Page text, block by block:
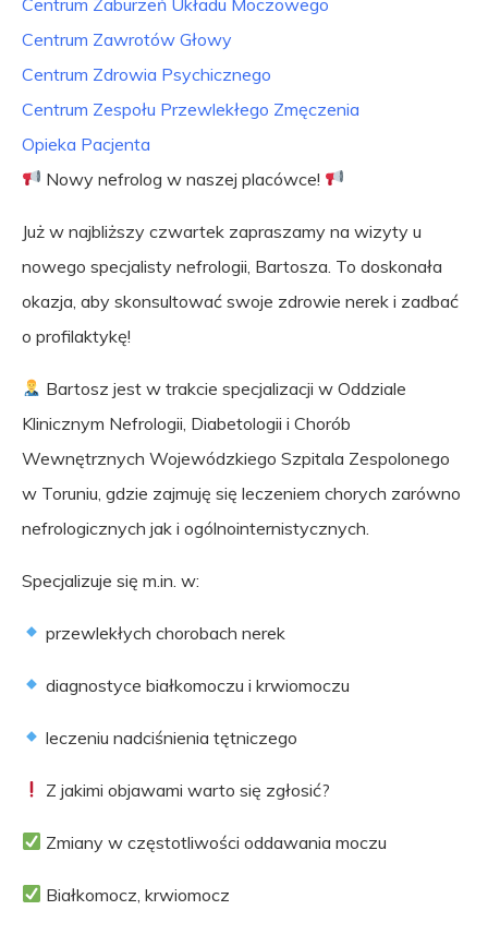
Centrum Zawrotów Głowy
Centrum Zdrowia Psychicznego
Centrum Zespołu Przewlekłego Zmęczenia
Opieka Pacjenta
Nowy nefrolog w naszej placówce!
Już w najbliższy czwartek zapraszamy na wizyty u
nowego specjalisty nefrologii, Bartosza. To doskonała
okazja, aby skonsultować swoje zdrowie nerek i zadbać
o profilaktykę!
Bartosz jest w trakcie specjalizacji w Oddziale
Klinicznym Nefrologii, Diabetologii i Chorób
Wewnętrznych Wojewódzkiego Szpitala Zespolonego
w Toruniu, gdzie zajmuję się leczeniem chorych zarówno
nefrologicznych jak i ogólnointernistycznych.
Specjalizuje się m.in. w:
przewlekłych chorobach nerek
diagnostyce białkomoczu i krwiomoczu
leczeniu nadciśnienia tętniczego
Z jakimi objawami warto się zgłosić?
Zmiany w częstotliwości oddawania moczu
Białkomocz, krwiomocz